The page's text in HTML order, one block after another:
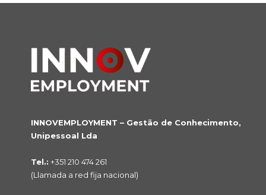
INNOVEMPLOYMENT – Gestão de Conhecimento,
Unipessoal Lda
Tel.: +351 210 474 261
(Llamada a red fija nacional)